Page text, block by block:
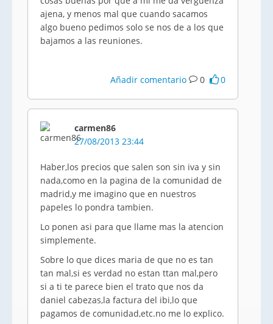
ajena, y menos mal que cuando sacamos
algo bueno pedimos solo se nos de a los que
bajamos a las reuniones.
Añadir comentario 0 0
carmen86
27/08/2013 23:44
Haber,los precios que salen son sin iva y sin
nada,como en la pagina de la comunidad de
madrid,y me imagino que en nuestros
papeles lo pondra tambien.
Lo ponen asi para que llame mas la atencion
simplemente.
Sobre lo que dices maria de que no es tan
tan mal,si es verdad no estan ttan mal,pero
si a ti te parece bien el trato que nos da
daniel cabezas,la factura del ibi,lo que
pagamos de comunidad,etc.no me lo explico.